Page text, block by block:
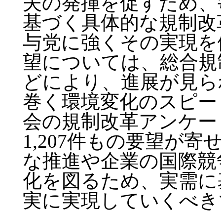
基づく具体的な規制
与党に強くその実現
望については、総合
どにより、進展が見
巻く環境変化のスピ
会の規制改革アンケ
1,207件もの要望が寄
な推進や企業の国際
化を図るため、実需
実に実現していくべ